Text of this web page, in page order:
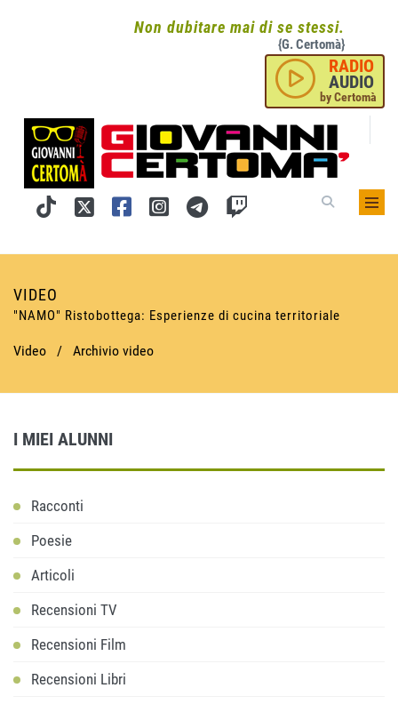
Non dubitare mai di se stessi.
{G. Certomà}
RADIO
AUDIO
by Certomà
VIDEO
"NAMO" Ristobottega: Esperienze di cucina territoriale
Video / Archivio video
I MIEI ALUNNI
Racconti
Poesie
Articoli
Recensioni TV
Recensioni Film
Recensioni Libri